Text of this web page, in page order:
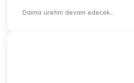
Daima üretim devam edecek..